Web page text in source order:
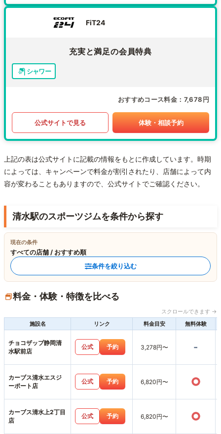
FiT24
充実と満足の会員特典
シャワー
おすすめコース料金 7,678円
公式サイトで見る 体験・相談予約
上記の表は公式サイトに記載の情報をもとに作成しています。時期
によっては、キャンペーンで料金が割引されたり、店舗によって内
容が変わることもありますので、公式サイトでご確認ください。
清水駅のスポーツジムを条件から探す
現在の条件
すべての店舗 / おすすめ順
条件を絞り込む
料金・体験・特徴を比べる
スクロールできます →
施設名
リンク 料金目安 無料体験
チョコザップ静岡清
水駅前店
公式 予約 3,278円〜 -
カーブス清水エスジ
ーポート店
公式 予約 6,820円〜 ○
カーブス清水上2丁目
店
公式 予約 6,820円〜 ○